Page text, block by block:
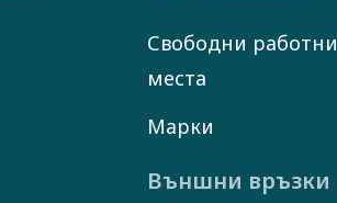
Свободни работни
места
Марки
Външни връзки